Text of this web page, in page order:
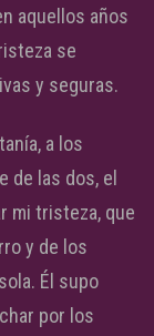
aquellos años
se
y seguras.
a los
de las dos, el
mi tristeza, que
y de los
Él supo
por los